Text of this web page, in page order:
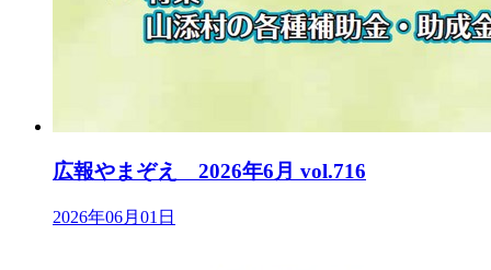
広報やまぞえ 2026年6月 vol.716
2026年06月01日